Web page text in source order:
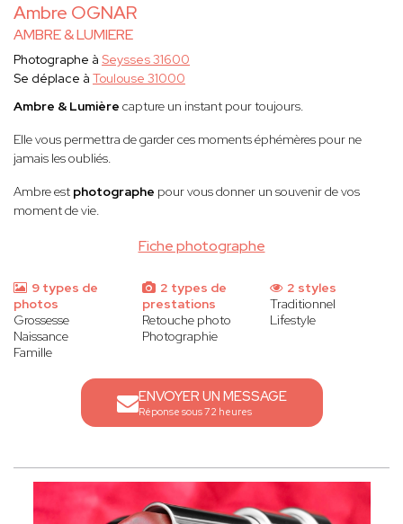
Ambre OGNAR
AMBRE & LUMIERE
Fiche photographe
Photographe à Seysses 31600
Se déplace à Toulouse 31000
Ambre & Lumière capture un instant pour toujours.
Elle vous permettra de garder ces moments éphémères pour ne
jamais les oubliés.
Ambre est photographe pour vous donner un souvenir de vos
moment de vie.
9 types de
photos
Grossesse
Naissance
Famille
2 types de
prestations
Retouche photo
Photographie
2 styles
Traditionnel
Lifestyle
ENVOYER UN MESSAGE
Réponse sous 72 heures